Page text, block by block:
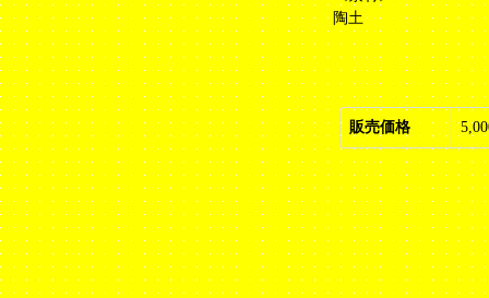
陶土
販売価格